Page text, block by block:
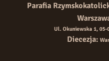
Parafia
Ul. Okuniewska 1, 05-
Diecezja: